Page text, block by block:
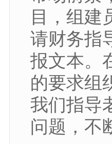
目，组建
请财务指
报文本。
的要求组
我们指导
问题，不